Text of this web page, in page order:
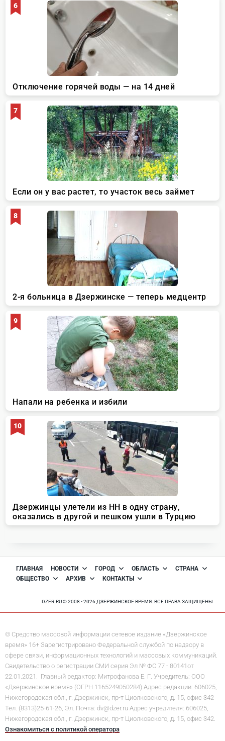
ГЛАВНАЯ НОВОСТИ ГОРОД ОБЛАСТЬ
СТРАНА
ОБЩЕСТВО
АРХИВ КОНТАКТЫ
DZER.RU © 2008 - 2026 ДЗЕРЖИНСКОЕ ВРЕМЯ. ВСЕ ПРАВА ЗАЩИЩЕНЫ
© Средство массовой информации сетевое издание «Дзержинское
время» 16+ Зарегистрировано Федеральной службой по надзору в
сфере связи, информационных технологий и массовых коммуникаций.
Свидетельство о регистрации СМИ серия Эл № ФС 77 - 80141от
22.01.2021. Главный редактор: Митрофанова Е. Г. Учредитель: ООО
«Дзержинское время» (ОГРН 1165249050284) Адрес редакции: 606025,
Нижегородская обл., г. Дзержинск, пр-т Циолковского, д. 15, офис 342
Тел. (8313)25-61-26, Эл. Почта: dv@dzer.ru Адрес учредителя: 606025,
Нижегородская обл., г. Дзержинск, пр-т Циолковского, д. 15, офис 342.
Ознакомиться с политикой оператора